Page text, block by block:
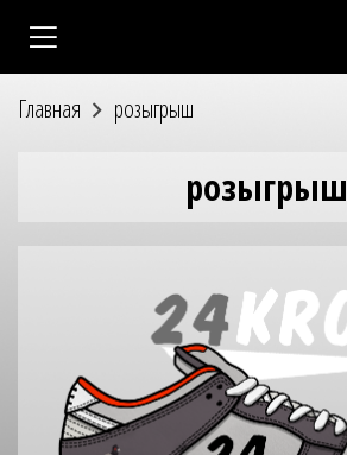
Главная розыгрыш
розыгрыш